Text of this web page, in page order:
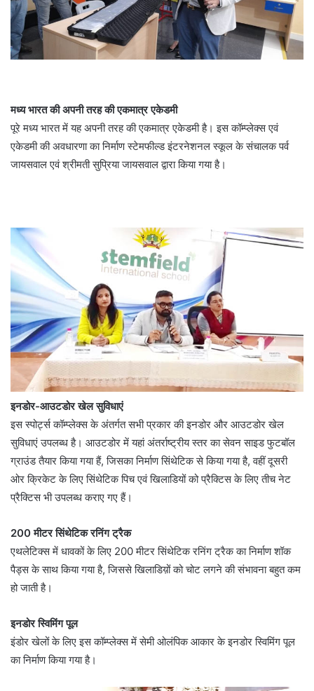
मध्य भारत की अपनी तरह की एकमात्र एकेडमी
पूरे मध्य भारत में यह अपनी तरह की एकमात्र एकेडमी है। इस कॉम्प्लेक्स एवं
एकेडमी की अवधारणा का निर्माण स्टेमफील्ड इंटरनेशनल स्कूल के संचालक पर्व
जायसवाल एवं श्रीमती सुप्रिया जायसवाल द्वारा किया गया है।
इनडोर-आउटडोर खेल सुविधाएं
इस स्पोर्ट्स कॉम्प्लेक्स के अंतर्गत सभी प्रकार की इनडोर और आउटडोर खेल
सुविधाएं उपलब्ध है। आउटडोर में यहां अंतर्राष्ट्रीय स्तर का सेवन साइड फुटबॉल
ग्राउंड तैयार किया गया हैं, जिसका निर्माण सिंथेटिक से किया गया है, वहीं दूसरी
ओर क्रिकेट के लिए सिंथेटिक पिच एवं खिलाडियों को प्रैक्टिस के लिए तीच नेट
प्रैक्टिस भी उपलब्ध कराए गए हैं।
200 मीटर सिंथेटिक रनिंग ट्रैक
एथलेटिक्स में धावकों के लिए 200 मीटर सिंथेटिक रनिंग ट्रैक का निर्माण शॉक
पैड्स के साथ किया गया है, जिससे खिलाडिय़ों को चोट लगने की संभावना बहुत कम
हो जाती है।
इनडोर स्विमिंग पूल
इंडोर खेलों के लिए इस कॉम्प्लेक्स में सेमी ओलंपिक आकार के इनडोर स्विमिंग पूल
का निर्माण किया गया है।